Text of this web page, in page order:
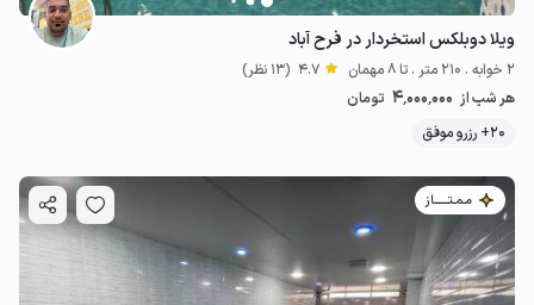
ویلا دوبلکس استخردار در فرح آباد
2 خوابه . 210 متر . تا 8 مهمان 4.7 (13 نظر)
هر شب از 4٬000٬000 تومان
20+ رزرو موفق
مـمـتــــــاز